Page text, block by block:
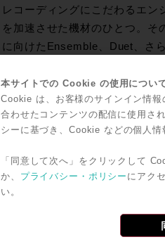
レコーディングにこだわるエ
を加速させた機材のひとつ。
に向けたEnsemble、Duet、さ
本サイトでの Cookie の使用につい
Cookie は、お客様のサインイン情
合わせたコンテンツの配信に使用さ
シーに基づき、Cookie などの個人情
「同意して次へ」をクリックして
か、 プライバシー・ポリシー にアク
い。